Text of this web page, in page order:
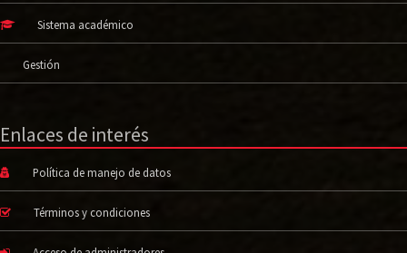
Sistema académico
Gestión
Enlaces de interés
Política de manejo de datos
Términos y condiciones